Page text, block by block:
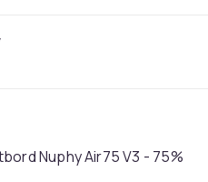
Nuphy Air75 V3 - 75%